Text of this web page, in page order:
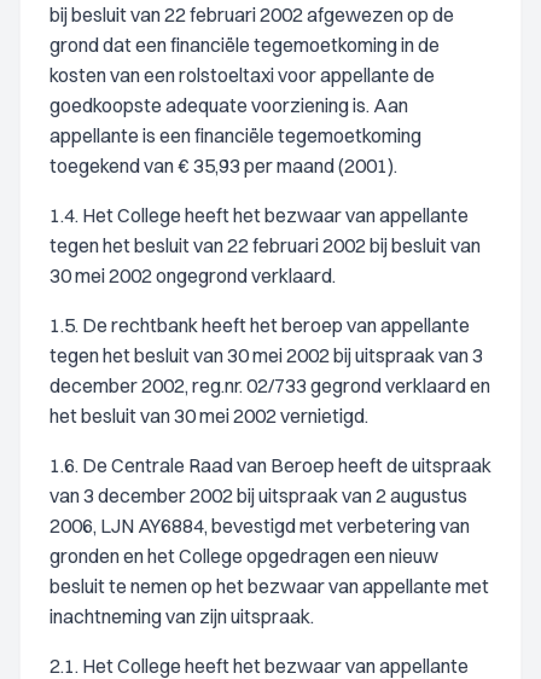
bij besluit van 22 februari 2002 afgewezen op de
grond dat een financiële tegemoetkoming in de
kosten van een rolstoeltaxi voor appellante de
goedkoopste adequate voorziening is. Aan
appellante is een financiële tegemoetkoming
toegekend van € 35,93 per maand (2001).
1.4. Het College heeft het bezwaar van appellante
tegen het besluit van 22 februari 2002 bij besluit van
30 mei 2002 ongegrond verklaard.
1.5. De rechtbank heeft het beroep van appellante
tegen het besluit van 30 mei 2002 bij uitspraak van 3
december 2002, reg.nr. 02/733 gegrond verklaard en
het besluit van 30 mei 2002 vernietigd.
1.6. De Centrale Raad van Beroep heeft de uitspraak
van 3 december 2002 bij uitspraak van 2 augustus
2006, LJN AY6884, bevestigd met verbetering van
gronden en het College opgedragen een nieuw
besluit te nemen op het bezwaar van appellante met
inachtneming van zijn uitspraak.
2.1. Het College heeft het bezwaar van appellante